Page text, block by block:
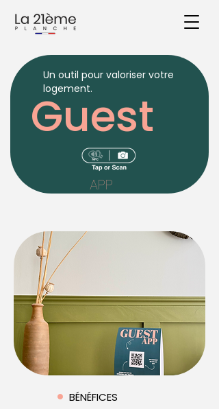
Un outil pour valoriser votre
logement.
Guest
APP
BÉNÉFICES